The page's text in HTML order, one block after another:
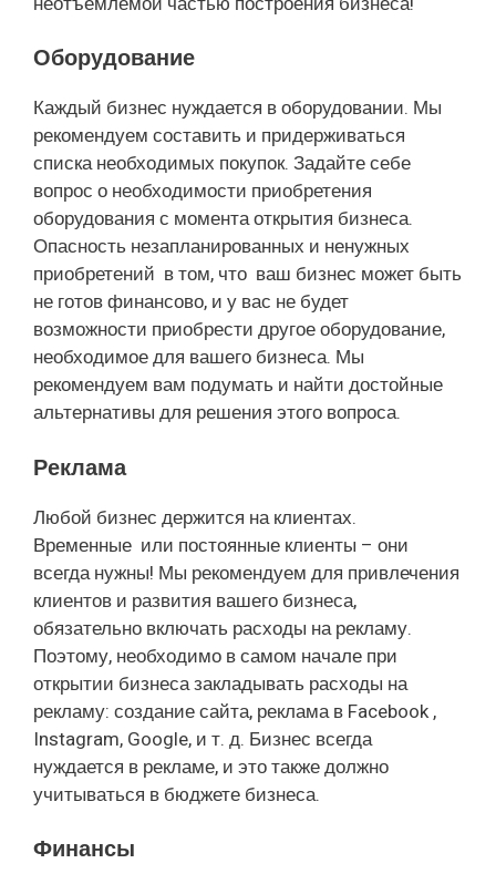
Оборудование
Каждый бизнес нуждается в оборудовании. Мы
рекомендуем составить и придерживаться
списка необходимых покупок. Задайте себе
вопрос о необходимости приобретения
оборудования с момента открытия бизнеса.
Опасность незапланированных и ненужных
приобретений в том, что ваш бизнес может быть
не готов финансово, и у вас не будет
возможности приобрести другое оборудование,
необходимое для вашего бизнеса. Мы
рекомендуем вам подумать и найти достойные
альтернативы для решения этого вопроса.
Реклама
Любой бизнес держится на клиентах.
Временные или постоянные клиенты – они
всегда нужны! Мы рекомендуем для привлечения
клиентов и развития вашего бизнеса,
обязательно включать расходы на рекламу.
Поэтому, необходимо в самом начале при
открытии бизнеса закладывать расходы на
рекламу: создание сайта, реклама в Facebook ,
Instagram, Google, и т. д. Бизнес всегда
нуждается в рекламе, и это также должно
учитываться в бюджете бизнеса.
Финансы